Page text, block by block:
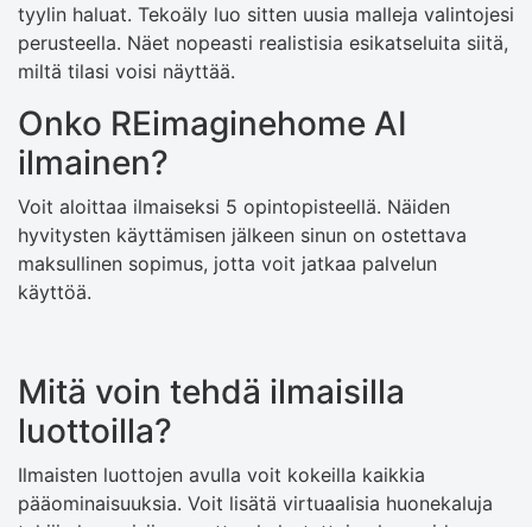
tyylin haluat. Tekoäly luo sitten uusia malleja valintojesi
perusteella. Näet nopeasti realistisia esikatseluita siitä,
miltä tilasi voisi näyttää.
Onko REimaginehome AI
ilmainen?
Voit aloittaa ilmaiseksi 5 opintopisteellä. Näiden
hyvitysten käyttämisen jälkeen sinun on ostettava
maksullinen sopimus, jotta voit jatkaa palvelun
käyttöä.
Mitä voin tehdä ilmaisilla
luottoilla?
Ilmaisten luottojen avulla voit kokeilla kaikkia
pääominaisuuksia. Voit lisätä virtuaalisia huonekaluja